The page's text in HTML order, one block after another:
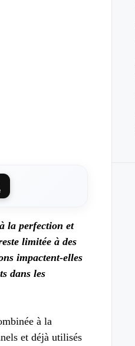
la perfection et
limitée à des
impactent-elles
dans les
à la
et déjà utilisés